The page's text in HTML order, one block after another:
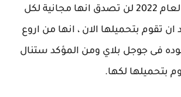
اندرويد Android لعام 2022 لن تصدق انها مجانية لكل
ان تقوم بتحميلها الان ، انها من اروع
فى جوجل بلاي ومن المؤكد ستنال
بتحميلها لكها.